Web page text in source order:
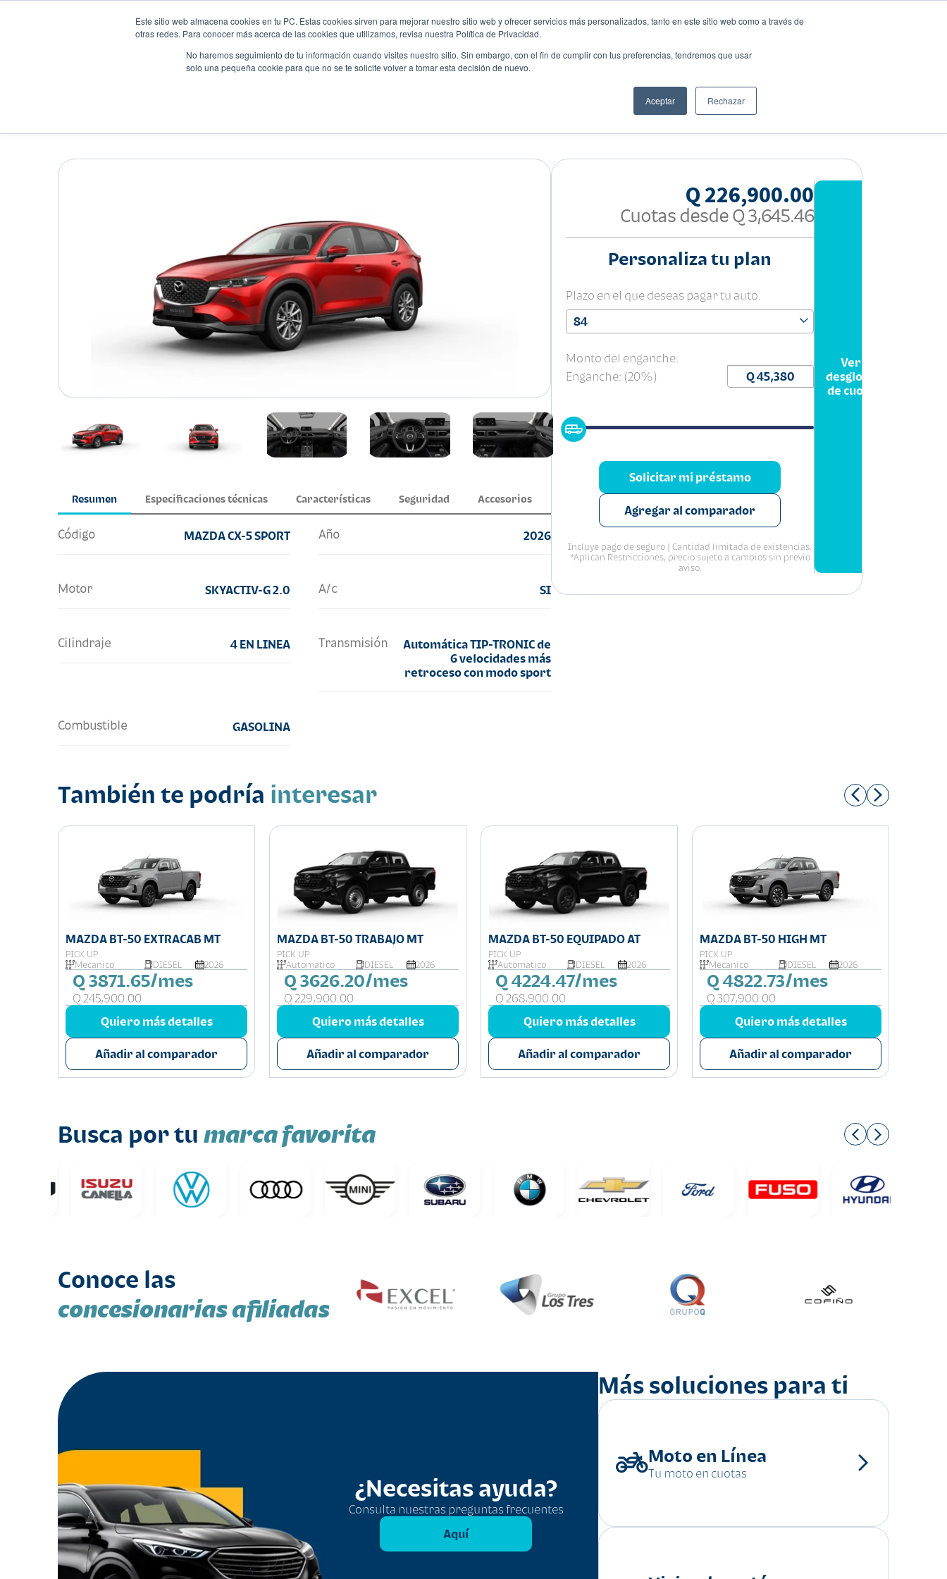
Este sitio web almacena cookies en tu PC. Estas cookies sirven para mejorar nuestro sitio web y ofrecer servicios más personalizados, tanto en este sitio web como a través de
otras redes. Para conocer más acerca de las cookies que utilizamos, revisa nuestra Política de Privacidad.
No haremos seguimiento de tu información cuando visites nuestro sitio. Sin embargo, con el fin de cumplir con tus preferencias, tendremos que usar
solo una pequeña cookie para que no se te solicite volver a tomar esta decisión de nuevo.
Aceptar Rechazar
Compartir:
Resumen Especificaciones técnicas Características Seguridad Accesorios
Código MAZDA CX-5 SPORT Año 2026
Motor SKYACTIV-G 2.0 A/c SI
Cilindraje 4 EN LINEA Transmisión
Automática TIP-TRONIC de
6 velocidades más
retroceso con modo sport
Combustible GASOLINA
Q 226,900.00
Cuotas desde Q 3,645.46
Personaliza tu plan
Plazo en el que deseas pagar tu auto.
84
Monto del enganche:
Enganche: (20%)
Solicitar mi préstamo
Agregar al comparador
Incluye pago de seguro | Cantidad limitada de existencias.
*Aplican Restricciones, precio sujeto a cambios sin previo
aviso.
Ver
desglose
de cuota
También te podría interesar
MAZDA BT-50 EXTRACAB MT
PICK UP
Mecanico
DIESEL 2026
Q 3871.65/mes
Q 245,900.00
Quiero más detalles
Añadir al comparador
MAZDA BT-50 TRABAJO MT
PICK UP
Automatico
DIESEL 2026
Q 3626.20/mes
Q 229,900.00
Quiero más detalles
Añadir al comparador
MAZDA BT-50 EQUIPADO AT
PICK UP
Automatico
DIESEL 2026
Q 4224.47/mes
Q 268,900.00
Quiero más detalles
Añadir al comparador
MAZDA BT-50 HIGH MT
PICK UP
Mecanico
DIESEL 2026
Q 4822.73/mes
Q 307,900.00
Quiero más detalles
Añadir al comparador
Busca por tu marca favorita
Conoce las
concesionarias afiliadas
¿Necesitas ayuda?
Consulta nuestras preguntas frecuentes
Aquí
Más soluciones para ti
Moto en Línea
Tu moto en cuotas